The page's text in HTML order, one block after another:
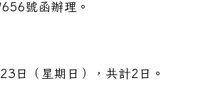
號函辦理。
日（星期日），共計2日。